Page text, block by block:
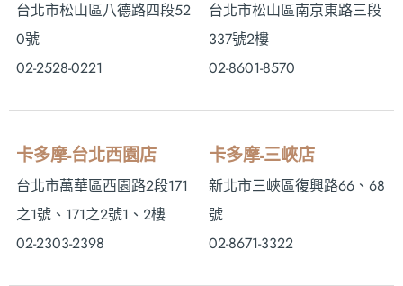
台北市松山區八德路四段52
0號
02-2528-0221
台北市松山區南京東路三段
337號2樓
02-8601-8570
卡多摩-台北西園店
台北市萬華區西園路2段171
之1號、171之2號1、2樓
02-2303-2398
卡多摩-三峽店
新北市三峽區復興路66、68
號
02-8671-3322